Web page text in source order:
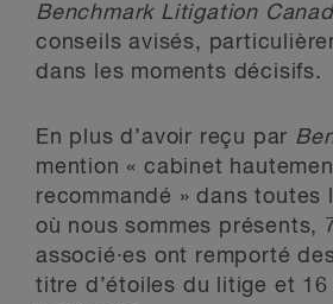
Benchmark Litigation
conseils avisés,
dans les moments décisifs.
En plus d’avoir reçu par
mention « cabinet
recommandé » dans toutes
où nous sommes présents,
associé·es ont remporté
titre d’étoiles du litige et 16